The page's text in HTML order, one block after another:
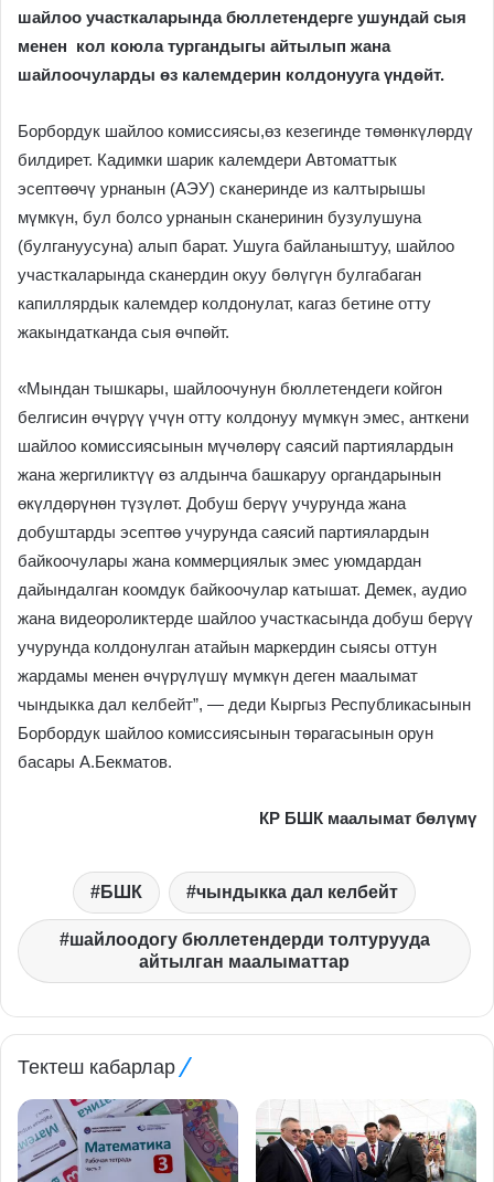
шайлоо участкаларында бюллетендерге ушундай сыя
менен кол коюла тургандыгы айтылып жана
шайлоочуларды өз калемдерин колдонууга үндөйт.
Борбордук шайлоо комиссиясы,өз кезегинде төмөнкүлөрдү
билдирет. Кадимки шарик калемдери Автоматтык
эсептөөчү урнанын (АЭУ) сканеринде из калтырышы
мүмкүн, бул болсо урнанын сканеринин бузулушуна
(булгануусуна) алып барат. Ушуга байланыштуу, шайлоо
участкаларында сканердин окуу бөлүгүн булгабаган
капиллярдык калемдер колдонулат, кагаз бетине отту
жакындатканда сыя өчпөйт.
«Мындан тышкары, шайлоочунун бюллетендеги койгон
белгисин өчүрүү үчүн отту колдонуу мүмкүн эмес, анткени
шайлоо комиссиясынын мүчөлөрү саясий партиялардын
жана жергиликтүү өз алдынча башкаруу органдарынын
өкүлдөрүнөн түзүлөт. Добуш берүү учурунда жана
добуштарды эсептөө учурунда саясий партиялардын
байкоочулары жана коммерциялык эмес уюмдардан
дайындалган коомдук байкоочулар катышат. Демек, аудио
жана видеороликтерде шайлоо участкасында добуш берүү
учурунда колдонулган атайын маркердин сыясы оттун
жардамы менен өчүрүлүшү мүмкүн деген маалымат
чындыкка дал келбейт”, — деди Кыргыз Республикасынын
Борбордук шайлоо комиссиясынын төрагасынын орун
басары А.Бекматов.
КР БШК маалымат бөлүмү
БШК чындыкка дал келбейт
шайлоодогу бюллетендерди толтурууда
айтылган маалыматтар
Тектеш кабарлар